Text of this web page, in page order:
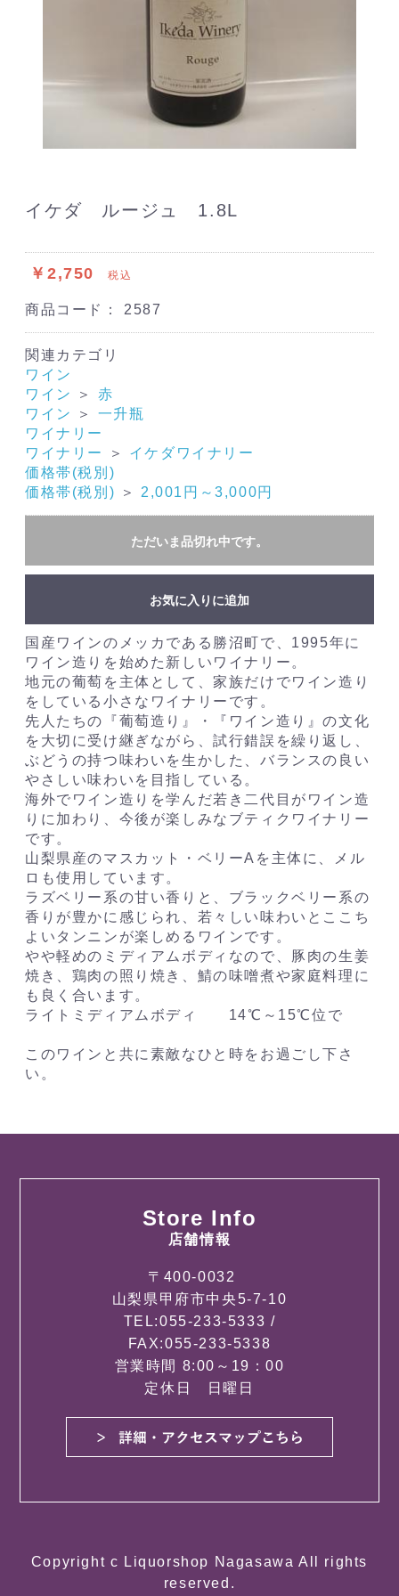
イケダ ルージュ 1.8L
￥2,750 税込
商品コード： 2587
関連カテゴリ
ワイン
ワイン
＞
赤
ワイン
＞
一升瓶
ワイナリー
ワイナリー
＞
イケダワイナリー
価格帯(税別)
価格帯(税別)
＞ 2,001円～3,000円
ただいま品切れ中です。
お気に入りに追加
国産ワインのメッカである勝沼町で、1995年に
ワイン造りを始めた新しいワイナリー。
地元の葡萄を主体として、家族だけでワイン造り
をしている小さなワイナリーです。
先人たちの『葡萄造り』・『ワイン造り』の文化
を大切に受け継ぎながら、試行錯誤を繰り返し、
ぶどうの持つ味わいを生かした、バランスの良い
やさしい味わいを目指している。
海外でワイン造りを学んだ若き二代目がワイン造
りに加わり、今後が楽しみなブティクワイナリー
です。
山梨県産のマスカット・ベリーAを主体に、メル
ロも使用しています。
ラズベリー系の甘い香りと、ブラックベリー系の
香りが豊かに感じられ、若々しい味わいとここち
よいタンニンが楽しめるワインです。
やや軽めのミディアムボディなので、豚肉の生姜
焼き、鶏肉の照り焼き、鯖の味噌煮や家庭料理に
も良く合います。
ライトミディアムボディ 14℃～15℃位で
このワインと共に素敵なひと時をお過ごし下さ
い。
Store Info
店舗情報
〒400-0032
山梨県甲府市中央5-7-10
TEL:055-233-5333 /
FAX:055-233-5338
営業時間 8:00～19：00
定休日 日曜日
Copyright c Liquorshop Nagasawa All rights
reserved.